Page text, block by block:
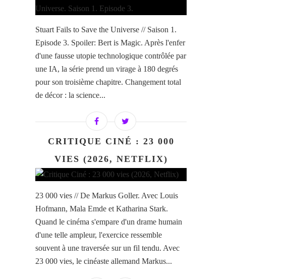
Stuart Fails to Save the Universe // Saison 1.
Episode 3. Spoiler: Bert is Magic. Après l'enfer
d'une fausse utopie technologique contrôlée par
une IA, la série prend un virage à 180 degrés
pour son troisième chapitre. Changement total
de décor : la science...
CRITIQUE CINÉ : 23 000
VIES (2026, NETFLIX)
23 000 vies // De Markus Goller. Avec Louis
Hofmann, Mala Emde et Katharina Stark.
Quand le cinéma s'empare d'un drame humain
d'une telle ampleur, l'exercice ressemble
souvent à une traversée sur un fil tendu. Avec
23 000 vies, le cinéaste allemand Markus...